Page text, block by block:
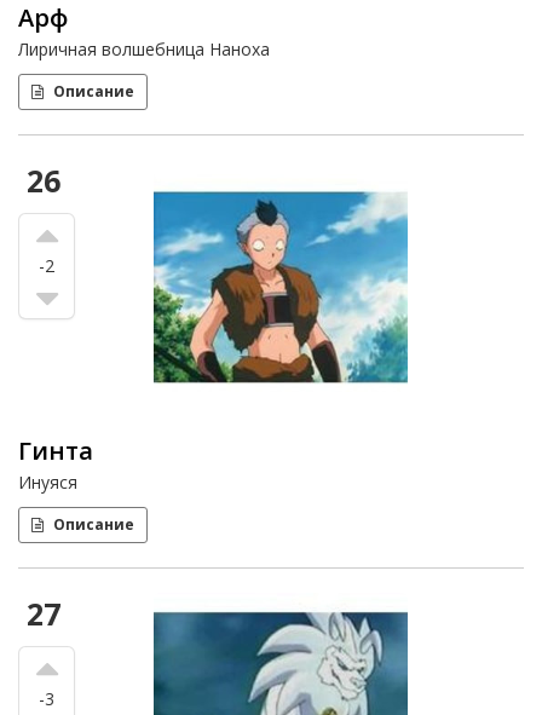
Арф
Лиричная волшебница Наноха
Описание
26
-2
Гинта
Инуяся
Описание
27
-3